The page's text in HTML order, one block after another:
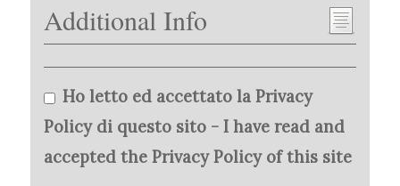
Additional Info
Ho letto ed accettato la Privacy
Policy di questo sito - I have read and
accepted the Privacy Policy of this site